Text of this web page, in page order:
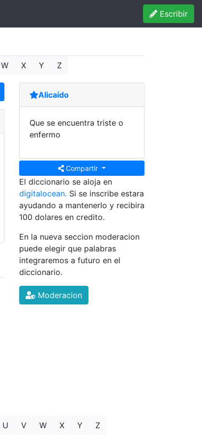
Escribir
W X Y Z
Alicaído
Que se encuentra triste o
enfermo
Compartir
El diccionario se aloja en
digitalocean. Si se inscribe estara
ayudando a mantenerlo y recibira
100 dolares en credito.
En la nueva seccion moderacion
puede elegir que palabras
integraremos a futuro en el
diccionario.
Moderacion
U V W X Y
Z